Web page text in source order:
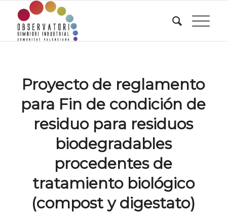
Proyecto de reglamento
para Fin de condición de
residuo para residuos
biodegradables
procedentes de
tratamiento biológico
(compost y digestato)